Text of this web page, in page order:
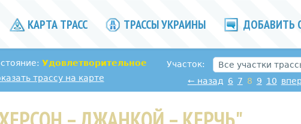
КАРТА ТРАСС ТРАССЫ УКРАИНЫ ДОБАВИТЬ
Удовлетворительное
трассу на карте
Участок:
← назад 6 7 8 9 10